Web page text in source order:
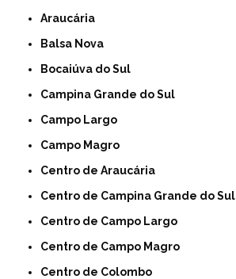
Araucária
Balsa Nova
Bocaiúva do Sul
Campina Grande do Sul
Campo Largo
Campo Magro
Centro de Araucária
Centro de Campina Grande do Sul
Centro de Campo Largo
Centro de Campo Magro
Centro de Colombo